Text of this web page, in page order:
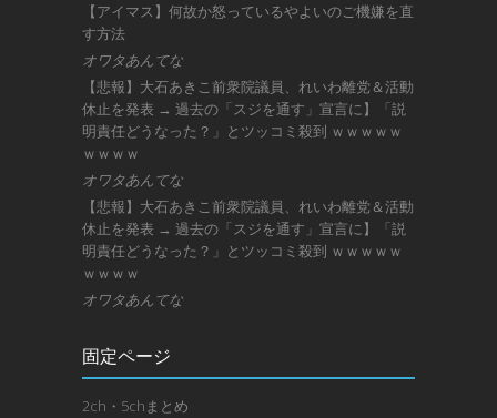
【アイマス】何故か怒っているやよいのご機嫌を直
す方法
オワタあんてな
【悲報】大石あきこ前衆院議員、れいわ離党＆活動
休止を発表 → 過去の「スジを通す」宣言に】「説
明責任どうなった？」とツッコミ殺到 ｗｗｗｗｗ
ｗｗｗｗ
オワタあんてな
【悲報】大石あきこ前衆院議員、れいわ離党＆活動
休止を発表 → 過去の「スジを通す」宣言に】「説
明責任どうなった？」とツッコミ殺到 ｗｗｗｗｗ
ｗｗｗｗ
オワタあんてな
固定ページ
2ch・5chまとめ